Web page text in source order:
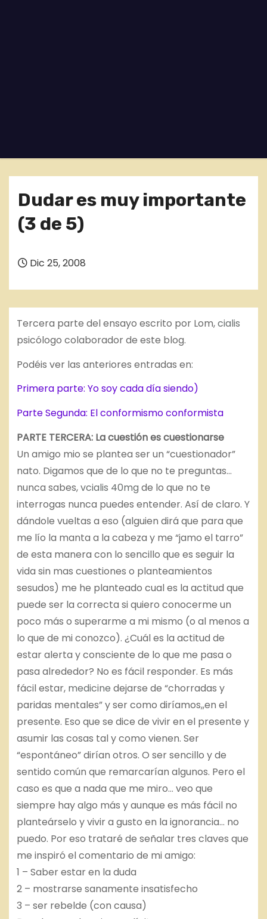
Dudar es muy importante
(3 de 5)
Dic 25, 2008
Tercera parte del ensayo escrito por Lom,cialis
psicólogo colaborador de este blog.
Podéis ver las anteriores entradas en:
Primera parte: Yo soy cada día siendo)
Parte Segunda: El conformismo conformista
PARTE TERCERA: La cuestión es cuestionarse
Un amigo mio se plantea ser un “cuestionador”
nato. Digamos que de lo que no te preguntas…
nunca sabes,vcialis 40mg de lo que no te
interrogas nunca puedes entender. Así de claro. Y
dándole vueltas a eso (alguien dirá que para que
me lío la manta a la cabeza y me “jamo el tarro”
de esta manera con lo sencillo que es seguir la
vida sin mas cuestiones o planteamientos
sesudos) me he planteado cual es la actitud que
puede ser la correcta si quiero conocerme un
poco más o superarme a mi mismo (o al menos a
lo que de mi conozco). ¿Cuál es la actitud de
estar alerta y consciente de lo que me pasa o
pasa alrededor? No es fácil responder. Es más
fácil estar, medicine dejarse de “chorradas y
paridas mentales” y ser como diríamos,,en el
presente. Eso que se dice de vivir en el presente y
asumir las cosas tal y como vienen. Ser
“espontáneo” dirían otros. O ser sencillo y de
sentido común que remarcarían algunos. Pero el
caso es que a nada que me miro… veo que
siempre hay algo más y aunque es más fácil no
planteárselo y vivir a gusto en la ignorancia… no
puedo. Por eso trataré de señalar tres claves que
me inspiró el comentario de mi amigo:
1 – Saber estar en la duda
2 – mostrarse sanamente insatisfecho
3 – ser rebelde (con causa)